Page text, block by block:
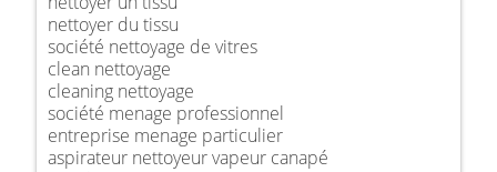
nettoyer du tissu
société nettoyage de vitres
clean nettoyage
cleaning nettoyage
société menage professionnel
entreprise menage particulier
aspirateur nettoyeur vapeur canapé